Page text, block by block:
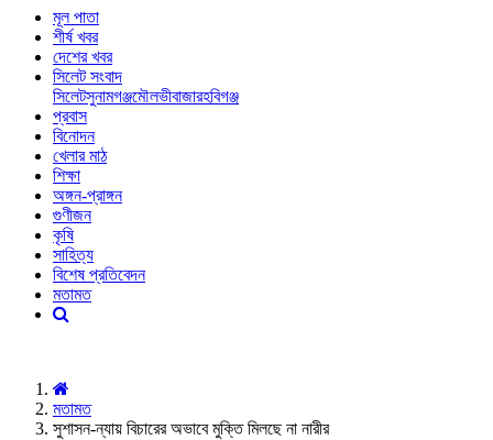
মূল পাতা
শীর্ষ খবর
দেশের খবর
সিলেট সংবাদ
সিলেটসুনামগঞ্জমৌলভীবাজারহবিগঞ্জ
প্রবাস
বিনোদন
খেলার মাঠ
শিক্ষা
অঙ্গন-প্রাঙ্গন
গুণীজন
কৃষি
সাহিত্য
বিশেষ প্রতিবেদন
মতামত
মতামত
সুশাসন-ন্যায় বিচারের অভাবে মুক্তি মিলছে না নারীর